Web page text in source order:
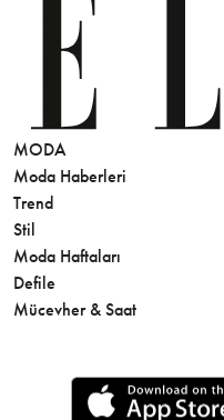
MODA
Moda Haberleri
Trend
Stil
Moda Haftaları
Defile
Mücevher & Saat